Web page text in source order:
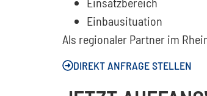
Einbausituation
Als regionaler Partner im
DIREKT ANFRAGE STELLEN